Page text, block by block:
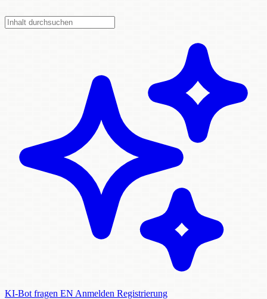
KI-Bot fragen EN Anmelden Registrierung